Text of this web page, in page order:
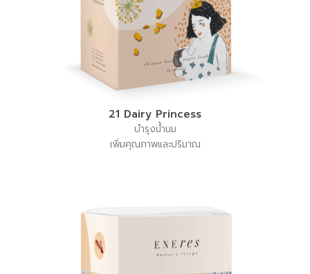
21 Dairy Princess
บำรุงน้ำนม
เพิ่มคุณภาพและปริมาณ